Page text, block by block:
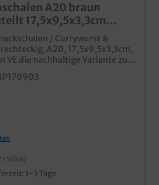
A20 braun
17,5x9,5x3,3cm
/ Currywurst &
A20, 17,5x9,5x3,3cm,
zu
/ A Schalen aus
unbeschichtetem
Food Truck, Kantine, usw. in
und auch Unterteilungen
Stück)
1-3 Tage